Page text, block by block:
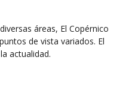
áreas, El Copérnico
de vista variados. El
actualidad.